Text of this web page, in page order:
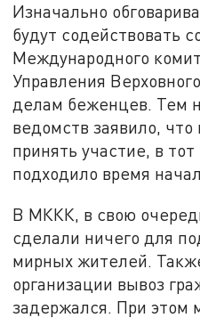
Изначально
будут содействовать
Международного
Управления
делам беженцев. Тем
ведомств заявило,
принять участие, в
подходило время
В МККК, в свою
сделали ничего для
мирных жителей.
организации вывоз
задержался. При этом